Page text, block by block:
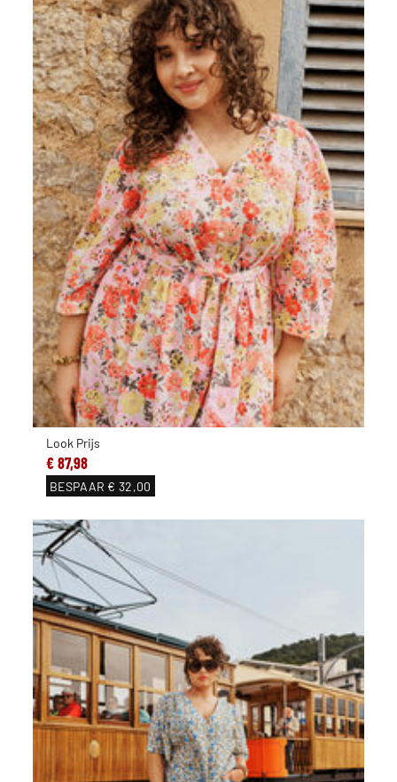
Look Prijs
€ 87,98
BESPAAR € 32,00